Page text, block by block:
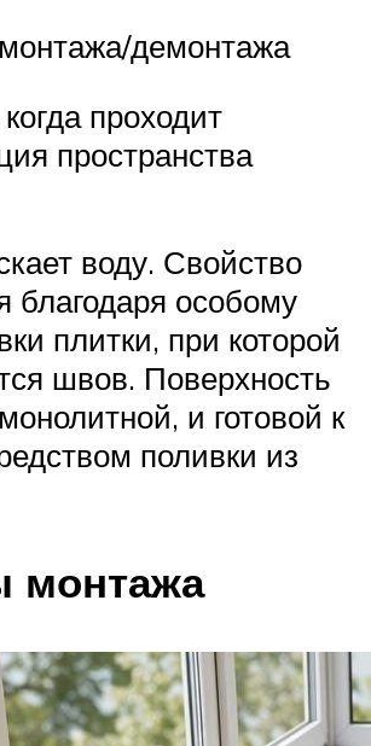
монтажа/демонтажа
проходит
пространства
воду. Свойство
благодаря особому
плитки, при которой
швов. Поверхность
и готовой к
поливки из
монтажа